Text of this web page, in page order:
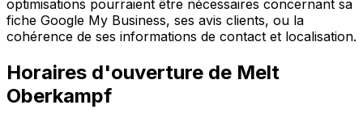
optimisations pourraient être nécessaires concernant sa
fiche Google My Business, ses avis clients, ou la
cohérence de ses informations de contact et localisation.
Horaires d'ouverture de Melt
Oberkampf